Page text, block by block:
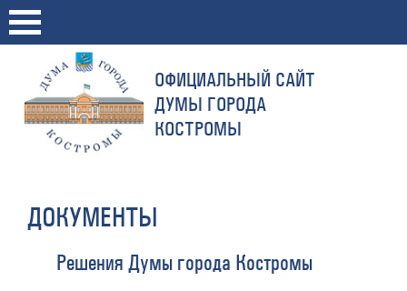
ОФИЦИАЛЬНЫЙ САЙТ
ДУМЫ ГОРОДА
КОСТРОМЫ
ДОКУМЕНТЫ
Решения Думы города Костромы